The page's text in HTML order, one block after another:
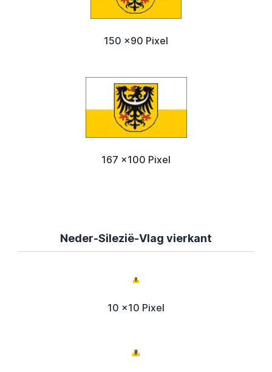
150 x90 Pixel
167 x100 Pixel
Neder-Silezië-Vlag vierkant
10 x10 Pixel